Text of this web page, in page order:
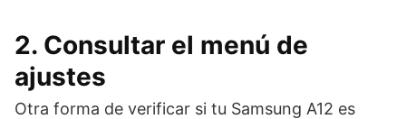
2. Consultar el menú de
ajustes
Otra forma de verificar si tu Samsung A12 es